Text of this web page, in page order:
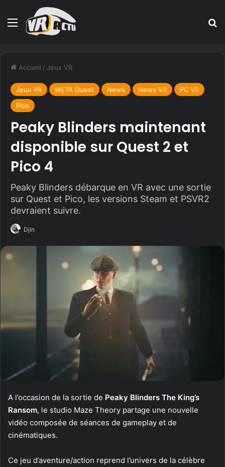
Menu
Accueil / Jeux VR
Jeux VR META Quest News News VR
PC VR
Pico
Peaky Blinders maintenant
disponible sur Quest 2 et
Pico 4
Peaky Blinders débarque en VR avec une sortie
sur Quest et Pico, les versions Steam et PSVR2
devraient suivre.
Djin
A l’occasion de la sortie de Peaky Blinders The King’s
Ransom, le studio Maze Theory partage une nouvelle
vidéo composée de séances de gameplay et de
cinématiques.
Ce jeu d’aventure/action reprend l’univers de la célèbre